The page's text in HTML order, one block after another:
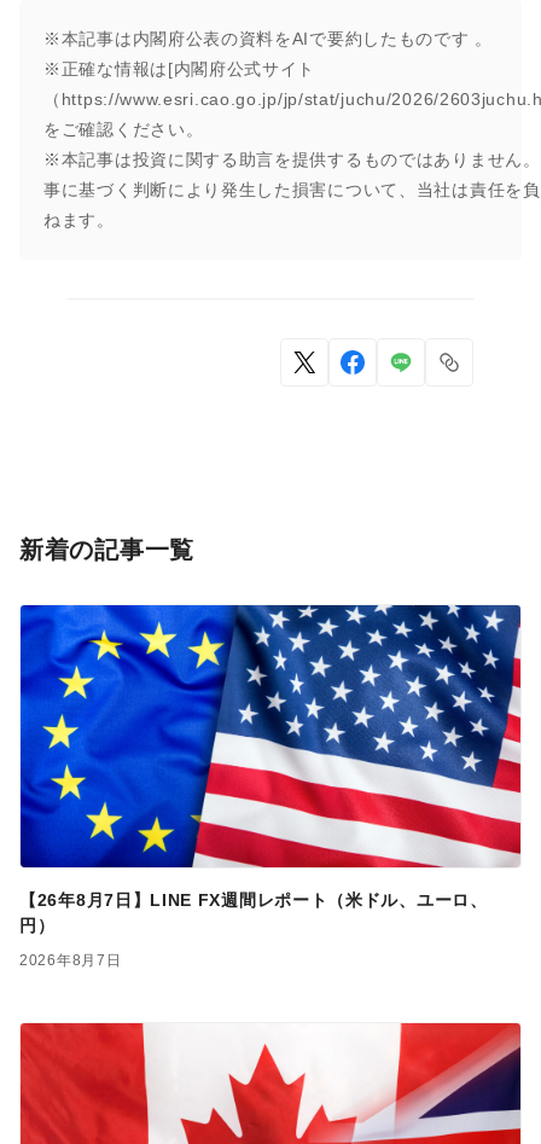
※本記事は内閣府公表の資料をAIで要約したものです 。
※正確な情報は[内閣府公式サイト
（https://www.esri.cao.go.jp/jp/stat/juchu/2026/
をご確認ください。
※本記事は投資に関する助言を提供するものではありません
事に基づく判断により発生した損害について、当社は責任を
ねます。
新着の記事一覧
【26年8月7日】LINE FX週間レポート（米ドル、ユーロ、
円）
2026年8月7日